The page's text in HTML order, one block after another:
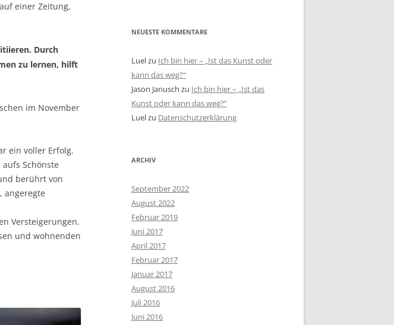
einer Zeitung,
Durch
zu lernen, hilft
im November
ein voller Erfolg.
Schönste
berührt von
angeregte
Versteigerungen.
und wohnenden
NEUESTE KOMMENTARE
Luelzu Ich bin hier – „Ist das Kunst oder
kann das weg?“
Jason Janusch zu Ich bin hier – „Ist das
Kunst oder kann das weg?“
Luelzu Datenschutzerklärung
ARCHIV
September 2022
August 2022
Februar 2019
Juni 2017
April 2017
Februar 2017
Januar 2017
August 2016
Juli 2016
Juni 2016